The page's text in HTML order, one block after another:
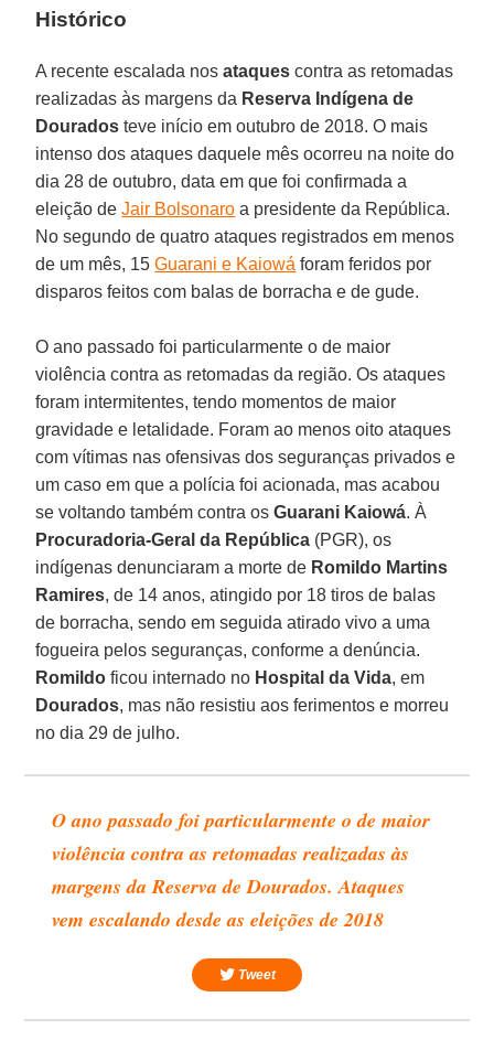
Histórico
A recente escalada nosataques contra as retomadas
realizadas às margens da Reserva Indígena de
Dourados teve início em outubro de 2018. O mais
intenso dos ataques daquele mês ocorreu na noite do
dia 28 de outubro, data em que foi confirmada a
eleição deJair Bolsonaro a presidente da República.
No segundo de quatro ataques registrados em menos
de um mês, 15Guarani e Kaiowá foram feridos por
disparos feitos com balas de borracha e de gude.
O ano passado foi particularmente o de maior
violência contra as retomadas da região. Os ataques
foram intermitentes, tendo momentos de maior
gravidade e letalidade. Foram ao menos oito ataques
com vítimas nas ofensivas dos seguranças privados e
um caso em que a polícia foi acionada, mas acabou
se voltando também contra osGuarani Kaiowá. À
Procuradoria-Geral da República (PGR), os
indígenas denunciaram a morte de Romildo Martins
Ramires, de 14 anos, atingido por 18 tiros de balas
de borracha, sendo em seguida atirado vivo a uma
fogueira pelos seguranças, conforme a denúncia.
Romildo ficou internado no Hospital da Vida, em
Dourados, mas não resistiu aos ferimentos e morreu
no dia 29 de julho.
O ano passado foi particularmente o de maior
violência contra as retomadas realizadas às
margens da Reserva de Dourados. Ataques
vem escalando desde as eleições de 2018
Tweet